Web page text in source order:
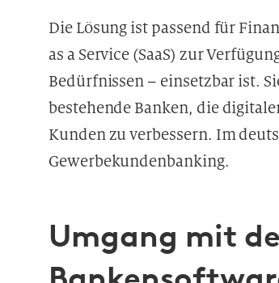
Die Lösung ist passend für
as a Service (SaaS) zur
Bedürfnissen – einsetzbar ist.
bestehende Banken, die
Kunden zu verbessern. Im
Gewerbekundenbanking.
Umgang mit